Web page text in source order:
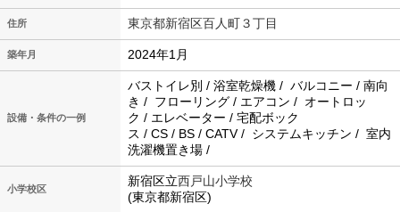
住所 東京都新宿区百人町３丁目
築年月 2024年1月
設備・条件の一例
バストイレ別 / 浴室乾燥機 / バルコニー / 南向
き / フローリング / エアコン / オートロッ
ク / エレベーター / 宅配ボック
ス / CS / BS / CATV / システムキッチン / 室内
洗濯機置き場 /
小学校区
新宿区立西戸山小学校
(東京都新宿区)